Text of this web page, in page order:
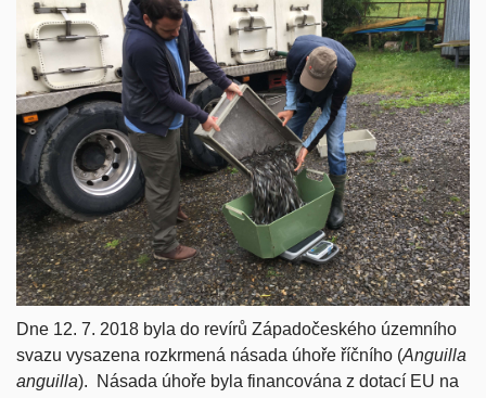
Dne 12. 7. 2018 byla do revírů Západočeského územního
svazu vysazena rozkrmená násada úhoře říčního (Anguilla
anguilla). Násada úhoře byla financována z dotací EU na